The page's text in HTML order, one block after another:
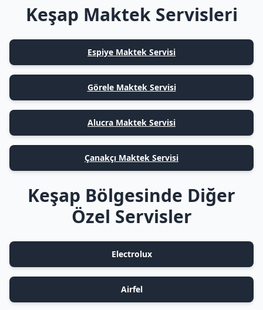
Keşap Maktek Servisleri
Espiye Maktek Servisi
Görele Maktek Servisi
Alucra Maktek Servisi
Çanakçı Maktek Servisi
Keşap Bölgesinde Diğer
Özel Servisler
Electrolux
Airfel